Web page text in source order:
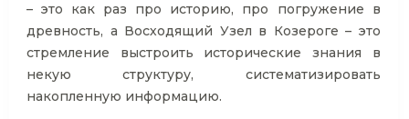
– это как раз про историю, про погружение в
древность, а Восходящий Узел в Козероге – это
стремление выстроить исторические знания в
некую структуру, систематизировать
накопленную информацию.